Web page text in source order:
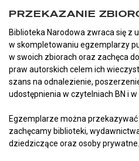
PRZEKAZANIE
Biblioteka Narodowa zwraca się z
w skompletowaniu egzemplarzy
w swoich zbiorach oraz zachęca
praw autorskich celem ich
szans na odnalezienie,
udostępnienia w czytelniach BN i
Egzemplarze można
zachęcamy biblioteki,
dziedziczące oraz osoby prywatne.